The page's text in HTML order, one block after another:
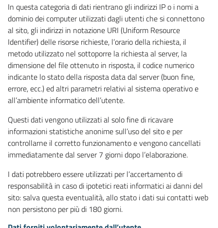
In questa categoria di dati rientrano gli indirizzi IP o i nomi a
dominio dei computer utilizzati dagli utenti che si connettono
al sito, gli indirizzi in notazione URI (Uniform Resource
Identifier) delle risorse richieste, l’orario della richiesta, il
metodo utilizzato nel sottoporre la richiesta al server, la
dimensione del file ottenuto in risposta, il codice numerico
indicante lo stato della risposta data dal server (buon fine,
errore, ecc.) ed altri parametri relativi al sistema operativo e
all’ambiente informatico dell’utente.
Questi dati vengono utilizzati al solo fine di ricavare
informazioni statistiche anonime sull’uso del sito e per
controllarne il corretto funzionamento e vengono cancellati
immediatamente dal server 7 giorni dopo l’elaborazione.
I dati potrebbero essere utilizzati per l’accertamento di
responsabilità in caso di ipotetici reati informatici ai danni del
sito: salva questa eventualità, allo stato i dati sui contatti web
non persistono per più di 180 giorni.